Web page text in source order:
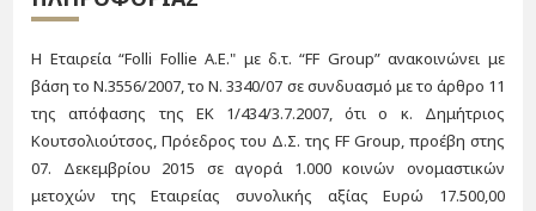
H Εταιρεία “Folli Follie A.E." με δ.τ. “FF Group” ανακοινώνει με
βάση το Ν.3556/2007, το Ν. 3340/07 σε συνδυασμό με το άρθρο 11
της απόφασης της ΕΚ 1/434/3.7.2007, ότι o κ. Δημήτριος
Κουτσολιούτσος, Πρόεδρος του Δ.Σ. της FF Group, προέβη στης
07. Δεκεμβρίου 2015 σε αγορά 1.000 κοινών ονομαστικών
μετοχών της Εταιρείας συνολικής αξίας Ευρώ 17.500,00